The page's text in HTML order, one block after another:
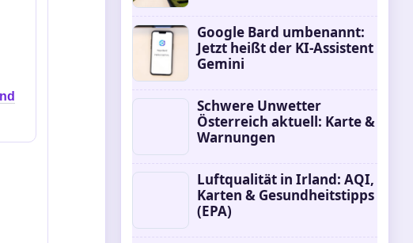
Google Bard umbenannt:
Jetzt heißt der KI-Assistent
Gemini
Schwere Unwetter
Österreich aktuell: Karte &
Warnungen
Luftqualität in Irland: AQI,
Karten & Gesundheitstipps
(EPA)